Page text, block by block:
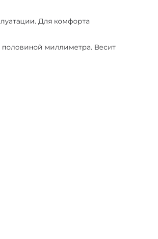
Для комфорта
половиной миллиметра. Весит